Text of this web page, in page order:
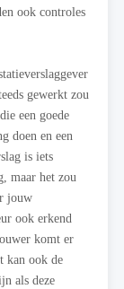
ook controles
gewerkt zou
een goede
doen en een
is iets
maar het zou
jouw
ook erkend
komt er
kan ook de
als deze